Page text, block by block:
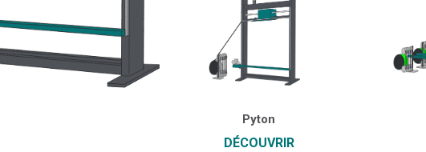
Pyton
DÉCOUVRIR